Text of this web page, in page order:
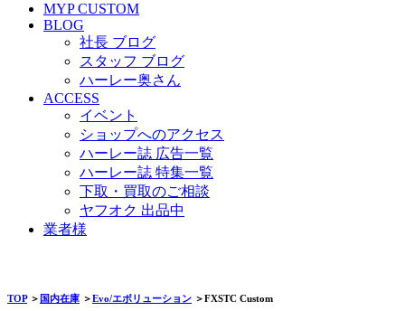
MYP CUSTOM
BLOG
社長 ブログ
スタッフ ブログ
ハーレー奥さん
ACCESS
イベント
ショップへのアクセス
ハーレー誌 広告一覧
ハーレー誌 特集一覧
下取・買取のご相談
ヤフオク 出品中
業者様
TOP＞ 国内在庫 ＞Evo/エボリューション ＞FXSTC Custom